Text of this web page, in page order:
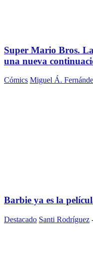
Super Mario Bros.
una nueva
Cómics Miguel Á.
Barbie ya es la
Destacado Santi Rodríguez